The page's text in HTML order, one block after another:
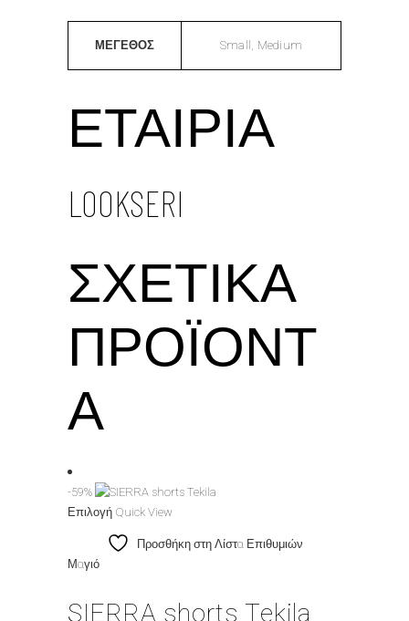
ΜΕΓΕΘΟΣ Small, Medium
ΕΤΑΙΡΊΑ
LOOKSERI
ΣΧΕΤΙΚΆ
ΠΡΟΪΌΝΤ
Α
-59%
Επιλογή Αυτό
το
προϊόν
παραλλαγές.
Quick View
Προσθήκη στη Λίστα Επιθυμιών
Μαγιό